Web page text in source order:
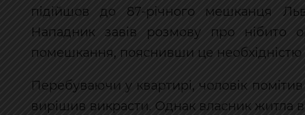
підійшов до 87-річного мешканця
Нападник завів розмову про нібито
помешкання, пояснивши це необхідністю
Перебуваючи у квартирі, чоловік
вирішив викрасти. Однак власник житла